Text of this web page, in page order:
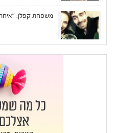
משפחת קפלן: